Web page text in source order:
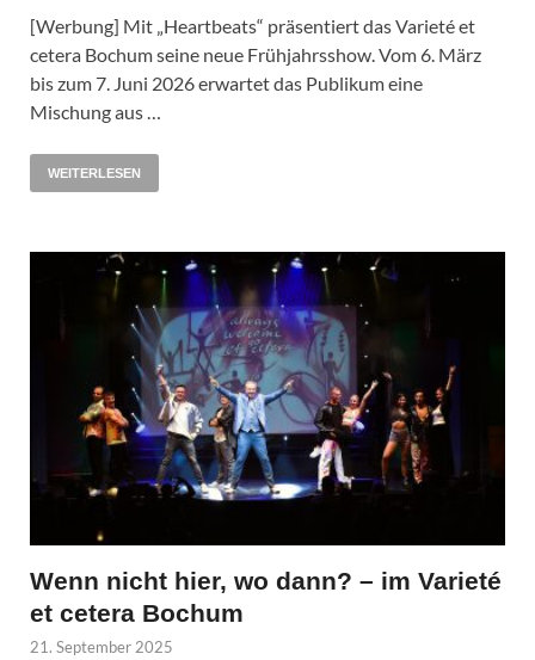
[Werbung] Mit „Heartbeats“ präsentiert das Varieté et
cetera Bochum seine neue Frühjahrsshow. Vom 6. März
bis zum 7. Juni 2026 erwartet das Publikum eine
Mischung aus …
WEITERLESEN
Wenn nicht hier, wo dann? – im Varieté
et cetera Bochum
21. September 2025